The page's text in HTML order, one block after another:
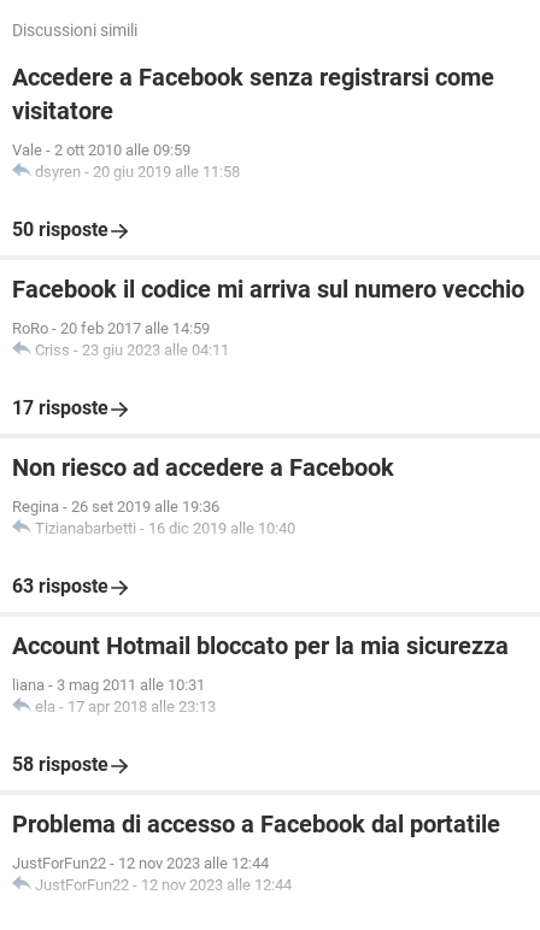
Discussioni simili
Accedere a Facebook senza registrarsi come
visitatore
Vale - 2 ott 2010 alle 09:59
dsyren - 20 giu 2019 alle 11:58
50 risposte
Facebook il codice mi arriva sul numero vecchio
RoRo - 20 feb 2017 alle 14:59
Criss - 23 giu 2023 alle 04:11
17 risposte
Non riesco ad accedere a Facebook
Regina - 26 set 2019 alle 19:36
Tizianabarbetti - 16 dic 2019 alle 10:40
63 risposte
Account Hotmail bloccato per la mia sicurezza
liana - 3 mag 2011 alle 10:31
ela - 17 apr 2018 alle 23:13
58 risposte
Problema di accesso a Facebook dal portatile
JustForFun22 - 12 nov 2023 alle 12:44
JustForFun22 - 12 nov 2023 alle 12:44